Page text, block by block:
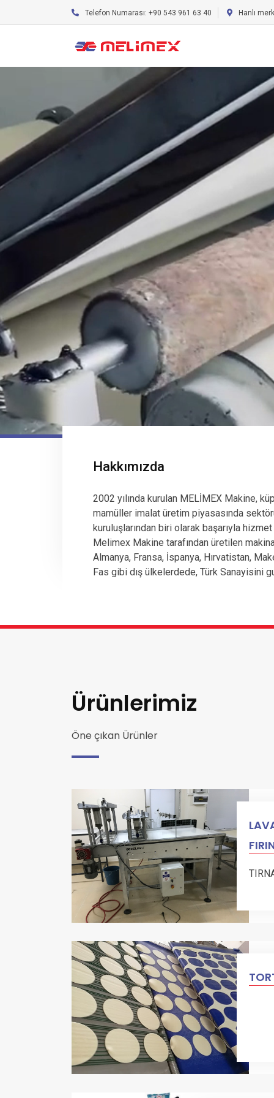
Telefon Numarası: +90 543 961 63 40 Hanlı
Hakkımızda
2002 yılında kurulan MELİMEX Makine,
mamüller imalat üretim piyasasında
kuruluşlarından biri olarak başarıyla
Melimex Makine tarafından üretilen
Almanya, Fransa, İspanya, Hırvatistan,
Fas gibi dış ülkelerdede, Türk Sanayisini
Ürünlerimiz
Öne çıkan Ürünler